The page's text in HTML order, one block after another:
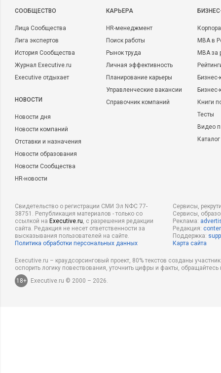
CООБЩЕСТВО
Лица Сообщества
Лига экспертов
История Сообщества
Журнал Executive.ru
Executive отдыхает
НОВОСТИ
Новости дня
Новости компаний
Отставки и назначения
Новости образования
Новости Сообщества
HR-новости
КАРЬЕРА
HR-менеджмент
Поиск работы
Рынок труда
Личная эффективность
Планирование карьеры
Управленческие вакансии
Справочник компаний
MBA в
MBA
Бизнес-
Книги
Тесты
Видео
Свидетельство о регистрации СМИ Эл NФС 77-
38751. Републикация материалов - только со
ссылкой на Executive.ru, с разрешения редакции
сайта. Редакция не несет ответственности за
высказывания пользователей на сайте.
Политика обработки персональных данных
Сервисы,
Сервисы,
Реклама:
Редакция:
Поддержка:
Карта сайта
Executive.ru – краудсорсинговый проект, 80% текстов созданы
оспорить логику повествования, уточнить цифры и факты,
18+
Executive.ru © 2000 – 2026.